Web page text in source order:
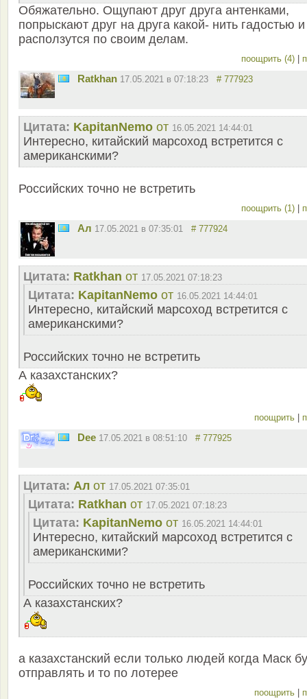
Обяжательно. Ощупают друг друга антенками,
попрыскают друг на друга какой- нить гадостью и
расползутся по своим делам.
поощрить (4)
Ratkhan 17.05.2021 в 07:18:23 # 777923
Цитата: KapitanNemo от 16.05.2021 14:44:01
Интересно, китайский марсоход встретится с
американскими?
Российских точно не встретить
поощрить (1)
Ал 17.05.2021 в 07:35:01 # 777924
Цитата: Ratkhan от 17.05.2021 07:18:23
Цитата: KapitanNemo от 16.05.2021 14:44:01
Интересно, китайский марсоход встретится с
американскими?
Российских точно не встретить
А казахстанских?
поощрить
Dee 17.05.2021 в 08:51:10 # 777925
Цитата: Ал от 17.05.2021 07:35:01
Цитата: Ratkhan от 17.05.2021 07:18:23
Цитата: KapitanNemo от 16.05.2021 14:44:01
Интересно, китайский марсоход встретится с
американскими?
Российских точно не встретить
А казахстанских?
а казахстанский если только людей когда Маск
отправлять и то по лотерее
поощрить